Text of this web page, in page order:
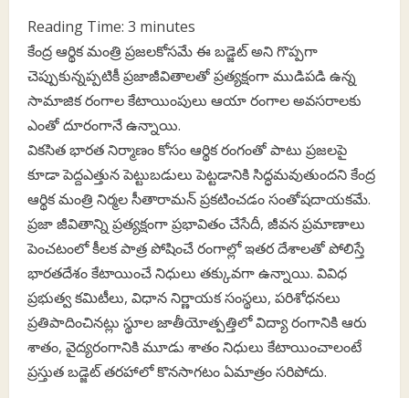
Reading Time: 3 minutes
కేంద్ర ఆర్థిక మంత్రి ప్రజలకోసమే ఈ బడ్జెట్‌ అని గొప్పగా
చెప్పుకున్నప్పటికీ ప్రజాజీవితాలతో ప్రత్యక్షంగా ముడిపడి ఉన్న
సామాజిక రంగాల కేటాయింపులు ఆయా రంగాల అవసరాలకు
ఎంతో దూరంగానే ఉన్నాయి.
వికసిత భారత నిర్మాణం కోసం ఆర్థిక రంగంతో పాటు ప్రజలపై
కూడా పెద్దఎత్తున పెట్టుబడులు పెట్టడానికి సిద్ధమవుతుందని కేంద్ర
ఆర్థిక మంత్రి నిర్మల సీతారామన్‌ ప్రకటించడం సంతోషదాయకమే.
ప్రజా జీవితాన్ని ప్రత్యక్షంగా ప్రభావితం చేసేదీ, జీవన ప్రమాణాలు
పెంచటంలో కీలక పాత్ర పోషించే రంగాల్లో ఇతర దేశాలతో పోలిస్తే
భారతదేశం కేటాయించే నిధులు తక్కువగా ఉన్నాయి. వివిధ
ప్రభుత్వ కమిటీలు, విధాన నిర్ణాయక సంస్థలు, పరిశోధనలు
ప్రతిపాదించినట్లు స్థూల జాతీయోత్పత్తిలో విద్యా రంగానికి ఆరు
శాతం, వైద్యరంగానికి మూడు శాతం నిధులు కేటాయించాలంటే
ప్రస్తుత బడ్జెట్‌ తరహాలో కొనసాగటం ఏమాత్రం సరిపోదు.